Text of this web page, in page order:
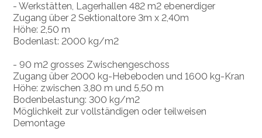
- Werkstätten, Lagerhallen 482 m2 ebenerdiger
Zugang über 2 Sektionaltore 3m x 2,40m
Höhe: 2,50 m
Bodenlast: 2000 kg/m2
- 90 m2 grosses Zwischengeschoss
Zugang über 2000 kg-Hebeboden und 1600 kg-Kran
Höhe: zwischen 3,80 m und 5,50 m
Bodenbelastung: 300 kg/m2
Möglichkeit zur vollständigen oder teilweisen
Demontage